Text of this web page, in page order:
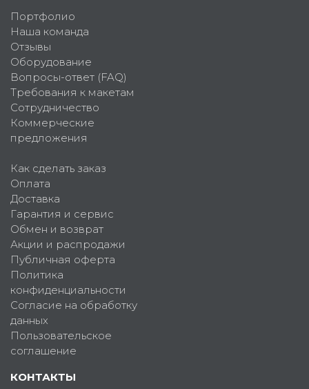
Портфолио
Наша команда
Отзывы
Оборудование
Вопросы-ответ (FAQ)
Требования к макетам
Сотрудничество
Коммерческие
предложения
Как сделать заказ
Оплата
Доставка
Гарантия и сервис
Обмен и возврат
Акции и распродажи
Публичная оферта
Политика
конфиденциальности
Согласие на обработку
данных
Пользовательское
соглашение
КОНТАКТЫ